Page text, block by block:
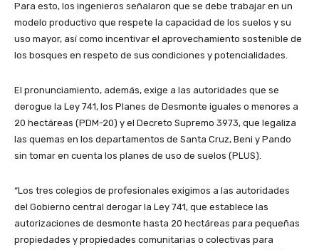
Para esto, los ingenieros señalaron que se debe trabajar en un
modelo productivo que respete la capacidad de los suelos y su
uso mayor, así como incentivar el aprovechamiento sostenible de
los bosques en respeto de sus condiciones y potencialidades.
El pronunciamiento, además, exige a las autoridades que se
derogue la Ley 741, los Planes de Desmonte iguales o menores a
20 hectáreas (PDM-20) y el Decreto Supremo 3973, que legaliza
las quemas en los departamentos de Santa Cruz, Beni y Pando
sin tomar en cuenta los planes de uso de suelos (PLUS).
“Los tres colegios de profesionales exigimos a las autoridades
del Gobierno central derogar la Ley 741, que establece las
autorizaciones de desmonte hasta 20 hectáreas para pequeñas
propiedades y propiedades comunitarias o colectivas para